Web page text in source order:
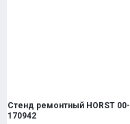
Стенд ремонтный HORST 00-
170942